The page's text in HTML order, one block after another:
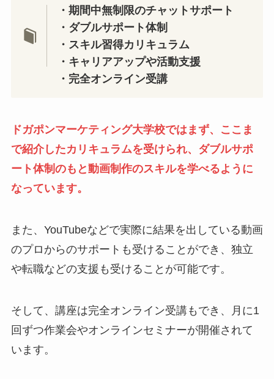
・期間中無制限のチャットサポート
・ダブルサポート体制
・スキル習得カリキュラム
・キャリアアップや活動支援
・完全オンライン受講
ドガポンマーケティング大学校ではまず、ここま
で紹介したカリキュラムを受けられ、ダブルサポ
ート体制のもと動画制作のスキルを学べるように
なっています。
また、YouTubeなどで実際に結果を出している動画
のプロからのサポートも受けることができ、独立
や転職などの支援も受けることが可能です。
そして、講座は完全オンライン受講もでき、月に1
回ずつ作業会やオンラインセミナーが開催されて
います。